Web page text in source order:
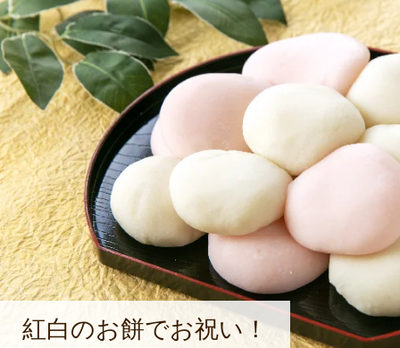
グリー精神で、製菓技術のすべてを
中心に仕事をしながら、合間を縫っ
出ることも。代表に就任したのは、
式に店を継いだあとも、新商品を開
ット通販をはじめたりと、日々新し
いる。
紅白のお餅でお祝い！